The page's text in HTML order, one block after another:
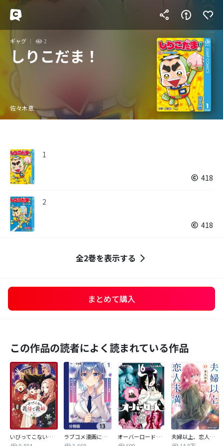
ギャグ 2
しりこだま！
佐々木恵
1
418
2
418
全2巻を表示する
まとめて購入
この作品の読者によく読まれている作品
いびってこない義母と義姉
ラブコメ漫画に入ってしまったので、推しの負けヒロインを全力で幸せにする【分冊版】
オーバーロード 不死者のOh!
夫婦以上、恋人未満。【分冊版】